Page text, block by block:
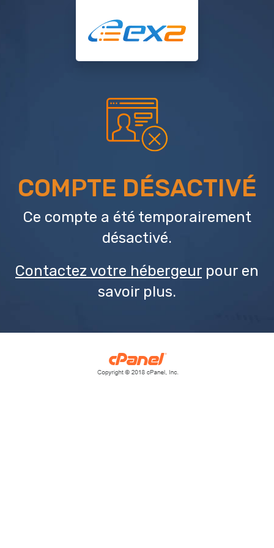
COMPTE DÉSACTIVÉ
Ce compte a été temporairement
désactivé.
Contactez votre hébergeur pour en
savoir plus.